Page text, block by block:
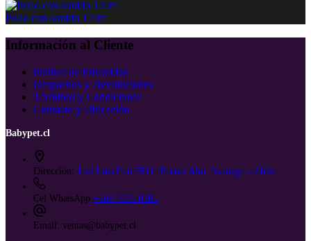
Pollo con sonido 17cm
Información al Cliente
Política de Privacidad
Despachos y Devoluciones
Términos y Condiciones
Contacto y Ubicación
Babypet.cl
Dirección: José Luis Coo 0541, Puente Alto, Santiago - Chile.
Cel WhatsApp +569 7676 0385
Email: ventas@babypet.cl